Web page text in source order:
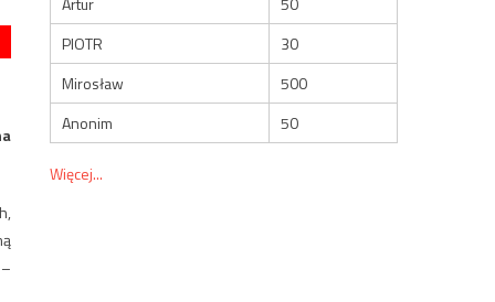
PIOTR
30
Mirosław
500
Anonim
50
Więcej...